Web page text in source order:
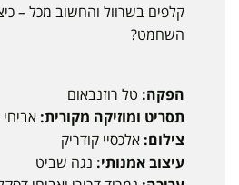
קלפים בשרוול והחשוב מכל –
השחמט?
הפקה: טל רוזנבאום
תסריט ומוזיקה מקורית:
צילום: אלכסיי קודריק
עיצוב אמנותי: נגה שביט